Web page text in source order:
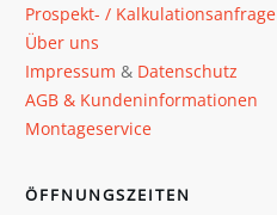
Prospekt- / Kalkulationsanfrage
Über uns
Impressum & Datenschutz
AGB & Kundeninformationen
Montageservice
ÖFFNUNGSZEITEN